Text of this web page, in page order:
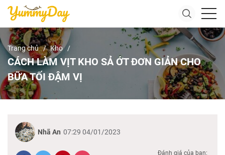
Trang chủ Kho
CÁCH LÀM VỊT KHO SẢ ỚT ĐƠN GIẢN CHO
BỮA TỐI ĐẬM VỊ
Nhã An 07:29 04/01/2023
Đánh giá của bạn: